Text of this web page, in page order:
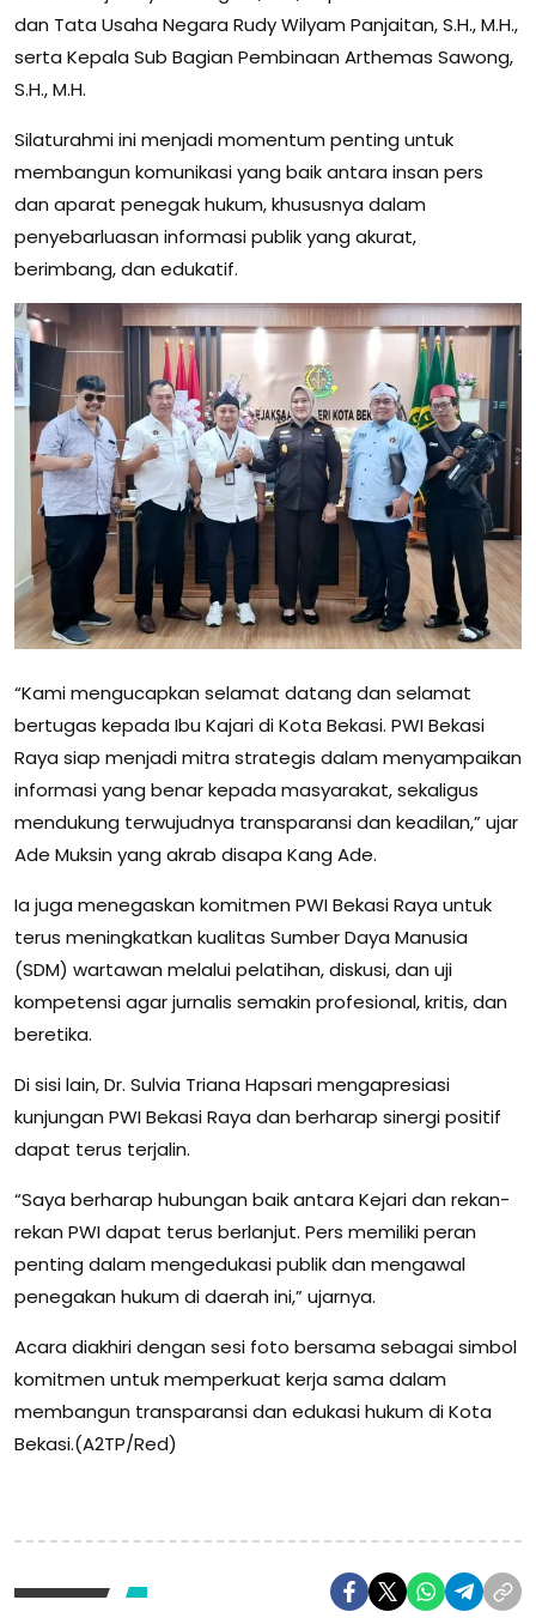
dan Tata Usaha Negara Rudy Wilyam Panjaitan, S.H., M.H.,
serta Kepala Sub Bagian Pembinaan Arthemas Sawong,
S.H., M.H.
Silaturahmi ini menjadi momentum penting untuk
membangun komunikasi yang baik antara insan pers
dan aparat penegak hukum, khususnya dalam
penyebarluasan informasi publik yang akurat,
berimbang, dan edukatif.
“Kami mengucapkan selamat datang dan selamat
bertugas kepada Ibu Kajari di Kota Bekasi. PWI Bekasi
Raya siap menjadi mitra strategis dalam menyampaikan
informasi yang benar kepada masyarakat, sekaligus
mendukung terwujudnya transparansi dan keadilan,” ujar
Ade Muksin yang akrab disapa Kang Ade.
Ia juga menegaskan komitmen PWI Bekasi Raya untuk
terus meningkatkan kualitas Sumber Daya Manusia
(SDM) wartawan melalui pelatihan, diskusi, dan uji
kompetensi agar jurnalis semakin profesional, kritis, dan
beretika.
Di sisi lain, Dr. Sulvia Triana Hapsari mengapresiasi
kunjungan PWI Bekasi Raya dan berharap sinergi positif
dapat terus terjalin.
“Saya berharap hubungan baik antara Kejari dan rekan-
rekan PWI dapat terus berlanjut. Pers memiliki peran
penting dalam mengedukasi publik dan mengawal
penegakan hukum di daerah ini,” ujarnya.
Acara diakhiri dengan sesi foto bersama sebagai simbol
komitmen untuk memperkuat kerja sama dalam
membangun transparansi dan edukasi hukum di Kota
Bekasi.(A2TP/Red)